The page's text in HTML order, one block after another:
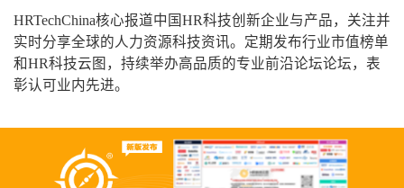
HRTechChina核心报道中国HR科技创新企业与产品，关注并
实时分享全球的人力资源科技资讯。定期发布行业市值榜单
和HR科技云图，持续举办高品质的专业前沿论坛论坛，表
彰认可业内先进。